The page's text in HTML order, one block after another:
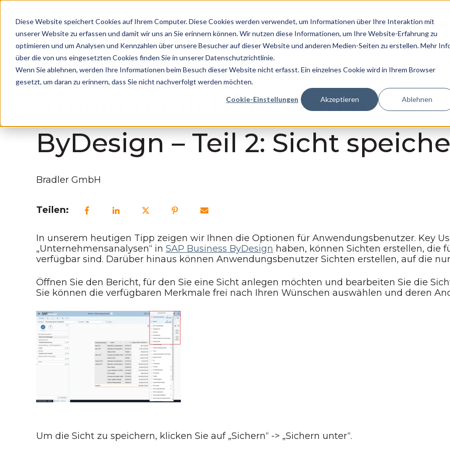
Diese Website speichert Cookies auf Ihrem Computer. Diese Cookies werden verwendet, um Informationen über Ihre Interaktion mit
unserer Website zu erfassen und damit wir uns an Sie erinnern können. Wir nutzen diese Informationen, um Ihre Website-Erfahrung zu
optimieren und um Analysen und Kennzahlen über unsere Besucher auf dieser Website und anderen Medien-Seiten zu erstellen. Mehr
über die von uns eingesetzten Cookies finden Sie in unserer Datenschutzrichtlinie.
Wenn Sie ablehnen, werden Ihre Informationen beim Besuch dieser Website nicht erfasst. Ein einzelnes Cookie wird in Ihrem Browser
gesetzt, um daran zu erinnern, dass Sie nicht nachverfolgt werden möchten.
Cookie-Einstellungen Akzeptieren Ablehnen
LösungenUntermenü für
Leistungen
24. Mai 2017, 11:22:00 MESZ
Arbeiten mit Berichten in SAP
ByDesign – Teil 2: Sicht
Bradler GmbH
Teilen:
In unserem heutigen Tipp zeigen wir Ihnen die Optionen für Anwendungsbenutzer. Key
„Unternehmensanalysen“ in SAP Business ByDesign haben, können Sichten erstellen, die
verfügbar sind. Darüber hinaus können Anwendungsbenutzer Sichten erstellen, auf die
Öffnen Sie den Bericht, für den Sie eine Sicht anlegen möchten und bearbeiten Sie die
Sie können die verfügbaren Merkmale frei nach Ihren Wünschen auswählen und deren
Um die Sicht zu speichern, klicken Sie auf „Sichern“ -> „Sichern unter“.